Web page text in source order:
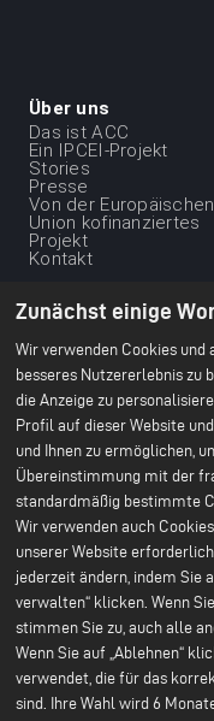
Zunächst einige
Wir verwenden Cookies und
besseres Nutzererlebnis zu
die Anzeige zu
Profil auf dieser Website
und Ihnen zu ermöglichen,
Übereinstimmung mit der
standardmäßig bestimmte
Wir verwenden auch
unserer Website
jederzeit ändern, indem Sie
verwalten“ klicken. Wenn
stimmen Sie zu, auch alle
Wenn Sie auf „Ablehnen“
verwendet, die für das
sind. Ihre Wahl wird 6
Menu
du
footer
-
1ere
Über uns
Das ist ACC
Ein IPCEI-Projekt
Stories
Presse
Von der Europäischen
Union kofinanziertes
Projekt
Kontakt
Dienstleistungen
Menu
du
footer
-
2nd
ligne
Unsere Werke
Büro Paris
Bruges F&E-Center
Nersac Pilotlinie
Billy-Berclau Douvrin
Gigafabrik
Press
Pressemitteilungen
Presse & Medien